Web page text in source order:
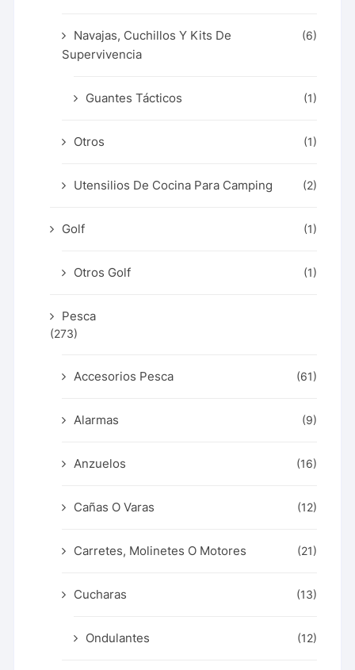
Navajas, Cuchillos Y Kits De
Supervivencia
(6)
Guantes Tácticos (1)
Otros (1)
Utensilios De Cocina Para Camping (2)
Golf (1)
Otros Golf (1)
Pesca
(273)
Accesorios Pesca (61)
Alarmas (9)
Anzuelos (16)
Cañas O Varas (12)
Carretes, Molinetes O Motores (21)
Cucharas (13)
Ondulantes (12)